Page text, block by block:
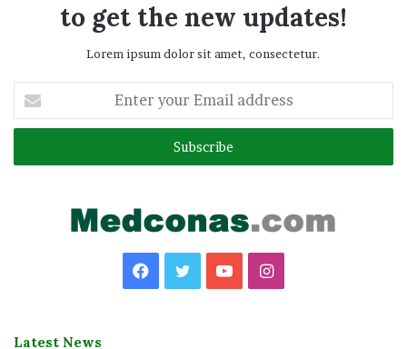
to get the new updates!
Lorem ipsum dolor sit amet, consectetur.
your
Email
Facebook
TwitterYouTubeInstagram
Latest News